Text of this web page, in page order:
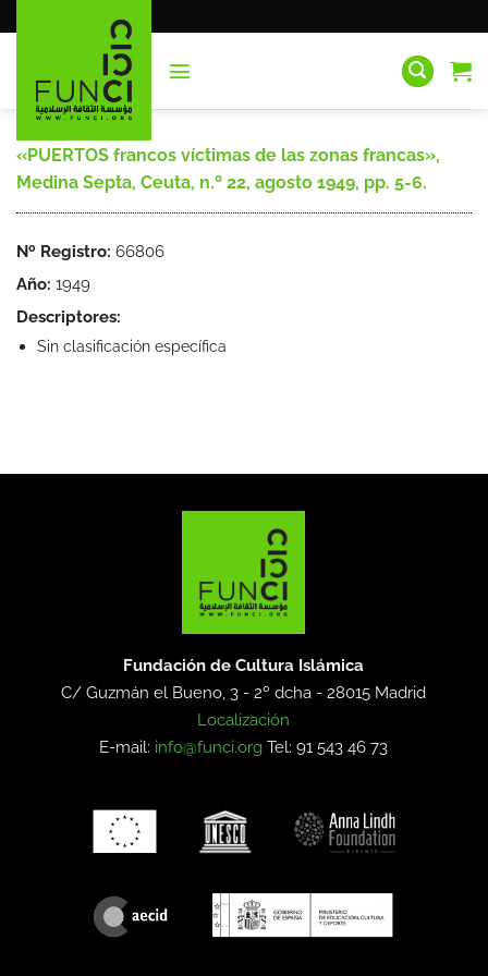
al
«PUERTOS francos víctimas de las zonas francas»,
Medina Septa, Ceuta, n.º 22, agosto 1949, pp. 5-6.
Nº Registro: 66806
Año: 1949
Descriptores:
Sin clasificación específica
Fundación de Cultura Islámica
C/ Guzmán el Bueno, 3 - 2º dcha -28015 Madrid
Localización
E-mail: info@funci.org Tel: 91 543 46 73